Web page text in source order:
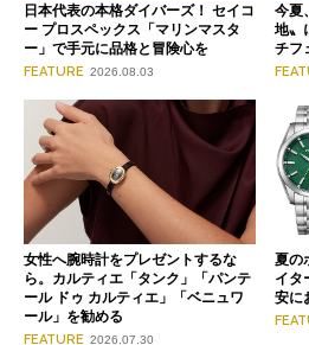
日本代表の本格ダイバーズ！ セイコ
ー プロスペックス「マリンマスタ
ー」で手元に品格と冒険心を
FEATURE 2026.08.03
今夏
地〟
チフ
女性へ腕時計をプレゼントするな
ら。カルティエ「タンク」「パンテ
ール ドゥ カルティエ」「ベニュワ
ール」を勧める
FEATURE 2026.07.30
夏の
イタ
安に